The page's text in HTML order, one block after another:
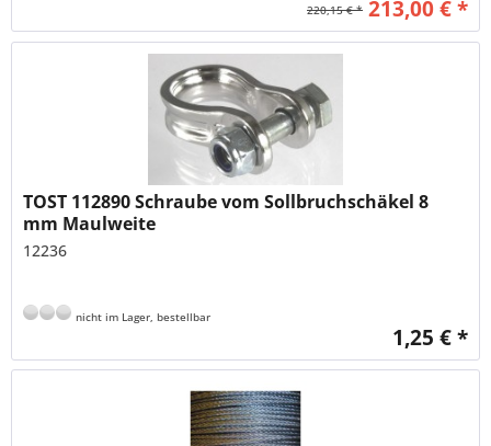
220,15 € * 213,00 € *
TOST 112890 Schraube vom Sollbruchschäkel 8
mm Maulweite
12236
nicht im Lager, bestellbar
1,25 € *